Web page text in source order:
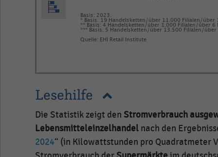
14
Mio.
<br>**
Basis:
4
Handelsketten/
über
1.000
Basis: 2023.
* Basis: 19 Handelsketten/über 11.000 Filialen/über
** Basis: 4 Handelsketten/über 1.000 Filialen/über 6
*** Basis: 5 Handelsketten/über 13.500 Filialen/über
Quelle: EHI Retail Institute
of
chart
Lesehilfe
Die Statistik zeigt den Stromverbrauch
Lebensmitteleinzelhandel nach den
2024“ (in Kilowattstunden pro Quadratmeter